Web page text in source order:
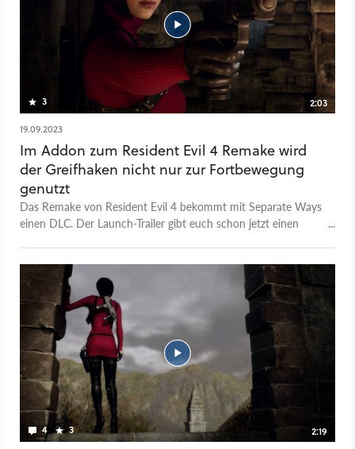
3
2:03
19.09.2023
Im Addon zum Resident Evil 4 Remake wird
der Greifhaken nicht nur zur Fortbewegung
genutzt
Das Remake von Resident Evil 4 bekommt mit Separate Ways
einen DLC. Der Launch-Trailer gibt euch schon jetzt einen
Ashley mit einem Parasiten infiziert sind, ehe ihr eine Reihe
von Gameplay-Szenen zu sehen bekommt, in der ihr die
Fähigkeiten von Ada im Kampf sehen könnt. Die kann etwa
einen Greifhaken einsetzen, um sich durch die Level zu
schwingen, oder um Gegnern mal eben ihren Schild aus der
Hand zu reißen. Dazu wird auch die Beziehung zwischen dein
einzelnen Charakteren weiter ausgearbeitet. Der DLC
"Separate Ways" wird am 21. September 2023 für Windows,
PlayStation 5, PlayStation 4 und Xbox Series X|S
veröffentlicht.
4 3 2:19